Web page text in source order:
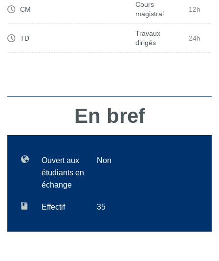
CM
Cours
magistral
12h
TD
Travaux
dirigés
24h
En bref
Ouvert aux
étudiants en
échange
Non
Effectif 35